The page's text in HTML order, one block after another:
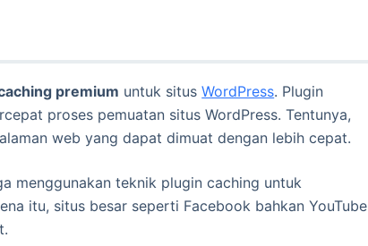
premium untuk situsWordPress. Plugin
proses pemuatan situs WordPress. Tentunya,
web yang dapat dimuat dengan lebih cepat.
menggunakan teknik plugin caching untuk
itu, situs besar seperti Facebook bahkan YouTube